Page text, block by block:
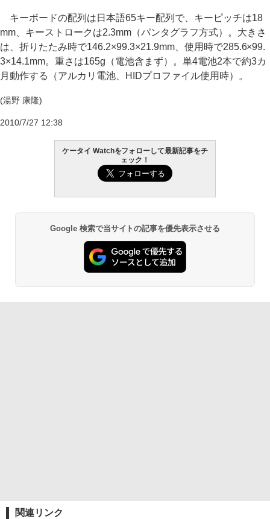
キーボードの配列は日本語65キー配列で、キーピッチは18
mm、キーストロークは2.3mm（パンタグラフ方式）。大きさ
は、折りたたみ時で146.2×99.3×21.9mm、使用時で285.6×99.
3×14.1mm。重さは165g（電池含まず）。単4電池2本で約3カ
月動作する（アルカリ電池、HIDプロファイル使用時）。
(湯野 康隆)
2010/7/27 12:38
ケータイ Watchをフォローして最新記事をチ
ェック！
Google 検索で当サイトの記事を優先表示させる
関連リンク